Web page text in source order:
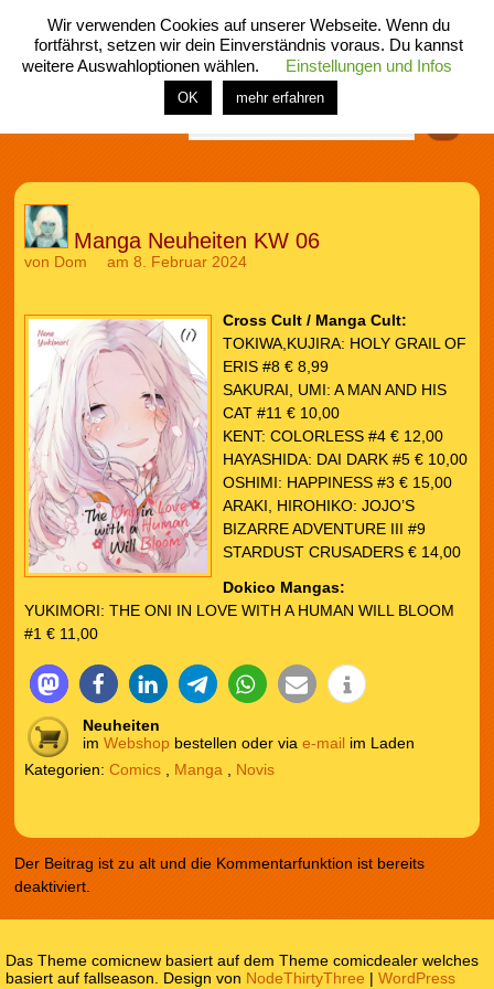
menü
home rubrik buch comic spiel fotos shop
Manga Neuheiten KW 06
von Dom am 8. Februar 2024
Cross Cult / Manga Cult:
TOKIWA,KUJIRA: HOLY GRAIL OF
ERIS #8 € 8,99
SAKURAI, UMI: A MAN AND HIS
CAT #11 € 10,00
KENT: COLORLESS #4 € 12,00
HAYASHIDA: DAI DARK #5 € 10,00
OSHIMI: HAPPINESS #3 € 15,00
ARAKI, HIROHIKO: JOJO’S
BIZARRE ADVENTURE III #9
STARDUST CRUSADERS € 14,00
Dokico Mangas:
YUKIMORI: THE ONI IN LOVE WITH A HUMAN WILL BLOOM
#1 € 11,00
Neuheiten
im Webshop bestellen oder via e-mail im Laden
Kategorien: Comics, Manga Novis
Der Beitrag ist zu alt und die Kommentarfunktion ist bereits
deaktiviert.
Das Theme comicnew basiert auf dem Theme comicdealer welches
basiert auf fallseason. Design von NodeThirtyThree |WordPress
Wir verwenden Cookies auf unserer Webseite. Wenn du
fortfährst, setzen wir dein Einverständnis voraus. Du kannst
weitere Auswahloptionen wählen.
Einstellungen und Infos
OK mehr erfahren